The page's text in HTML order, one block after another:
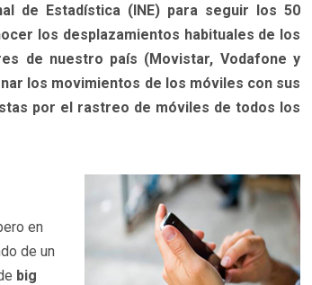
de Estadística (INE) para seguir los 50
los desplazamientos habituales de los
de nuestro país (Movistar, Vodafone y
los movimientos de los móviles con sus
por el rastreo de móviles de todos los
en
de un
big